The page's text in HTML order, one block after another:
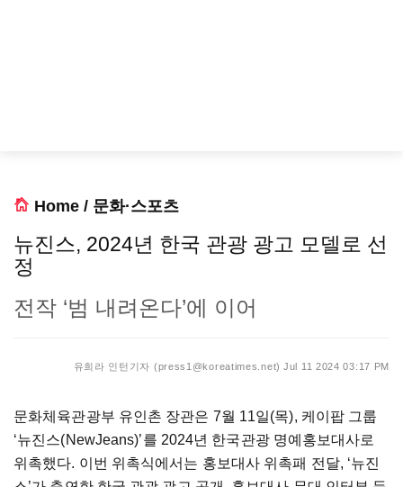
Home / 문화·스포츠
뉴진스, 2024년 한국 관광 광고 모델로 선
정
전작 ‘범 내려온다’에 이어
유희라 인턴기자 (press1@koreatimes.net) Jul 11 2024 03:17 PM
문화체육관광부 유인촌 장관은 7월 11일(목), 케이팝 그룹
‘뉴진스(NewJeans)’를 2024년 한국관광 명예홍보대사로
위촉했다. 이번 위촉식에서는 홍보대사 위촉패 전달, ‘뉴진